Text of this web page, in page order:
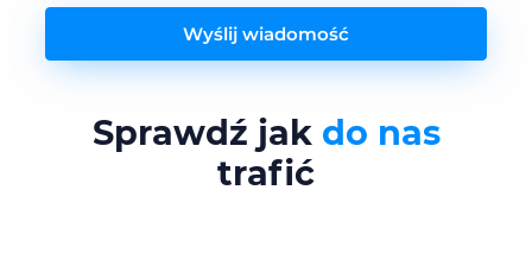
Wyślij wiadomość
Sprawdź jak do nas
trafić